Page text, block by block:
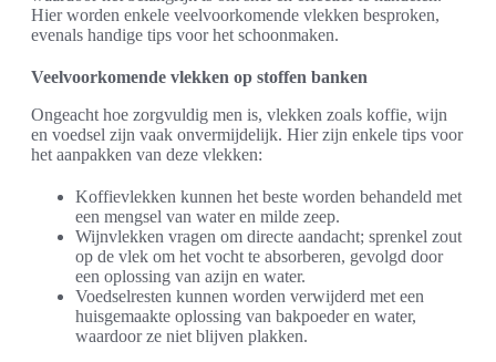
Hier worden enkele veelvoorkomende vlekken besproken,
evenals handige tips voor het schoonmaken.
Veelvoorkomende vlekken op stoffen banken
Ongeacht hoe zorgvuldig men is, vlekken zoals koffie, wijn
en voedsel zijn vaak onvermijdelijk. Hier zijn enkele tips voor
het aanpakken van deze vlekken:
Koffievlekken kunnen het beste worden behandeld met
een mengsel van water en milde zeep.
Wijnvlekken vragen om directe aandacht; sprenkel zout
op de vlek om het vocht te absorberen, gevolgd door
een oplossing van azijn en water.
Voedselresten kunnen worden verwijderd met een
huisgemaakte oplossing van bakpoeder en water,
waardoor ze niet blijven plakken.